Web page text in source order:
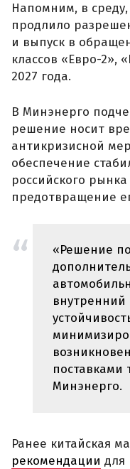
Напомним, в среду,
продлило
и выпуск в
классов «Евро-2»,
2027 года.
В Минэнерго
решение носит
антикризисной
обеспечение
российского
предотвращение
«Решение
внутренний
поставками
Минэнерго.
Ранее китайская
рекомендации для